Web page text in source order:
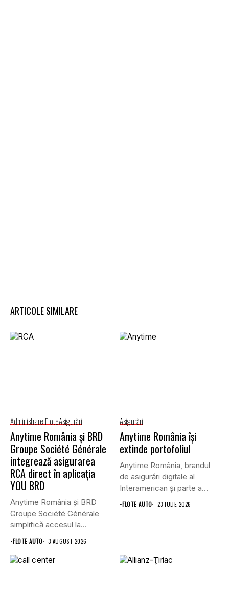
ARTICOLE SIMILARE
Administrare FloteAsigurări
Anytime România și BRD
Groupe Société Générale
integrează asigurarea
RCA direct în aplicația
YOU BRD
Anytime România și BRD
Groupe Société Générale
simplifică accesul la
asigurările auto...
•FLOTE AUTO 3 AUGUST 2026
Asigurări
Anytime România își
extinde portofoliul
Anytime România, brandul
de asigurări digitale al
Interamerican și parte a
Grupului...
•FLOTE AUTO 23 IULIE 2026